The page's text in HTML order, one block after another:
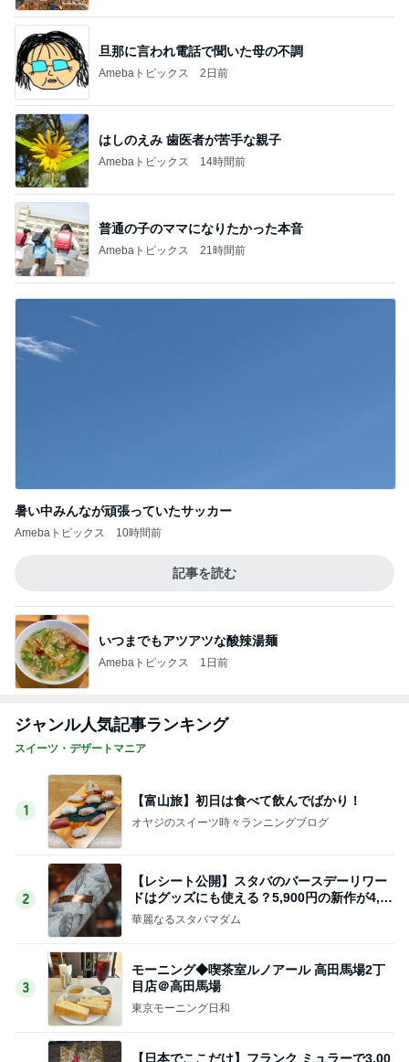
旦那に言われ電話で聞いた母の不調
Amebaトピックス 2日前
はしのえみ 歯医者が苦手な親子
Amebaトピックス 14時間前
普通の子のママになりたかった本音
Amebaトピックス 21時間前
暑い中みんなが頑張っていたサッカー
Amebaトピックス 10時間前
記事を読む
いつまでもアツアツな酸辣湯麺
Amebaトピックス 1日前
ジャンル人気記事ランキング
スイーツ・デザートマニア
1
【富山旅】初日は食べて飲んでばかり！
オヤジのスイーツ時々ランニングブログ
2
【レシート公開】スタバのバースデーリワー
ドはグッズにも使える？5,900円の新作が4,88
1円に
華麗なるスタバマダム
3
モーニング◆喫茶室ルノアール 高田馬場2丁
目店＠高田馬場
東京モーニング日和
【日本でここだけ】フランク ミュラーで3,00